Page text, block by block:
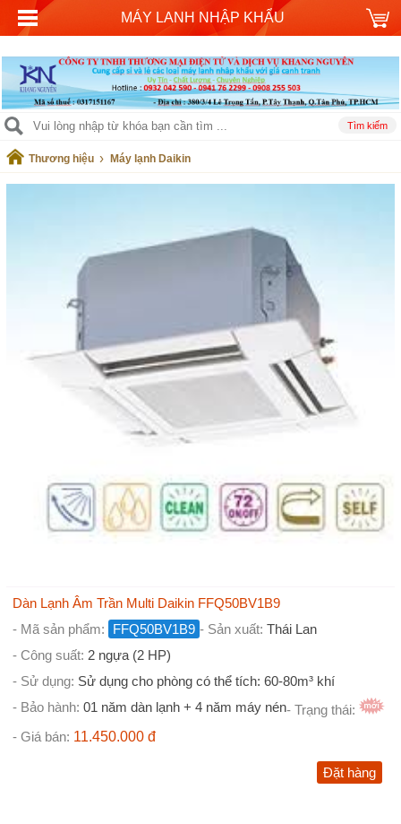
Thương hiệu › Máy lạnh Daikin
Dàn Lạnh Âm Trần Multi Daikin FFQ50BV1B9
- Mã sản phẩm:
FFQ50BV1B9 - Sản xuất: Thái Lan
- Công suất: 2 ngựa (2 HP)
- Sử dụng: Sử dụng cho phòng có thể tích: 60-80m³ khí
- Bảo hành: 01 năm dàn lạnh + 4 năm máy nén- Trạng thái:
- Giá bán: 11.450.000 đ
Đặt hàng
MÁY LANH NHẬP KHẨU